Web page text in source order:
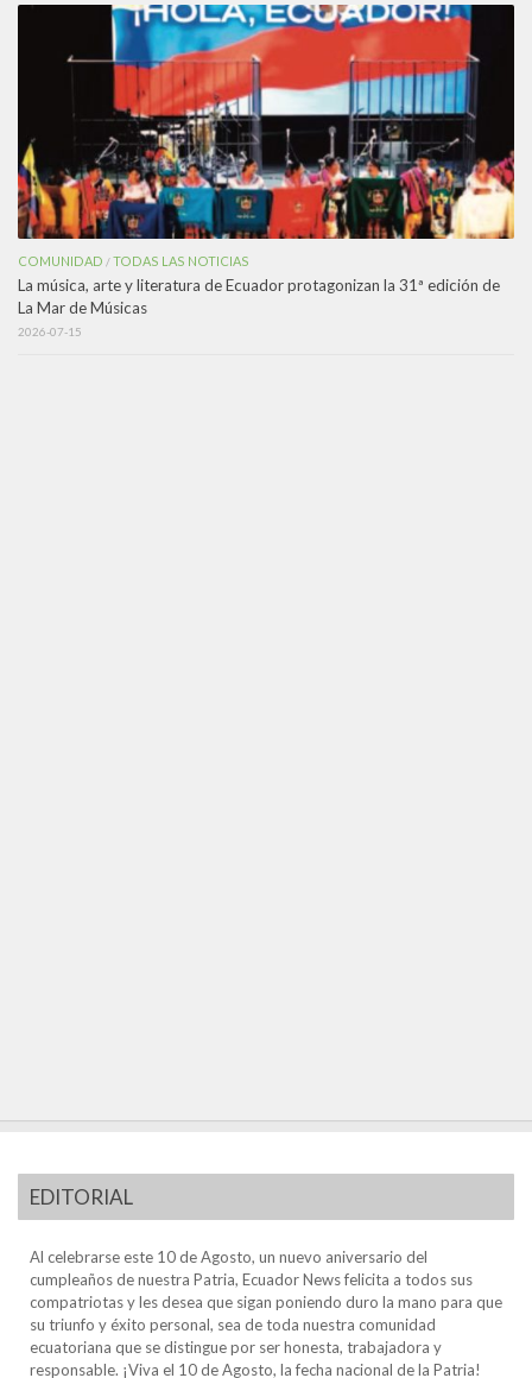
COMUNIDAD /TODAS LAS NOTICIAS
La música, arte y literatura de Ecuador protagonizan la 31ª edición de
La Mar de Músicas
2026-07-15
EDITORIAL
Al celebrarse este 10 de Agosto, un nuevo aniversario del
cumpleaños de nuestra Patria, Ecuador News felicita a todos sus
compatriotas y les desea que sigan poniendo duro la mano para que
su triunfo y éxito personal, sea de toda nuestra comunidad
ecuatoriana que se distingue por ser honesta, trabajadora y
responsable. ¡Viva el 10 de Agosto, la fecha nacional de la Patria!